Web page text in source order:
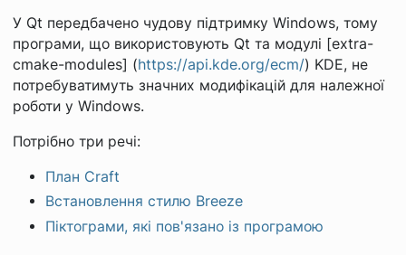
У Qt передбачено чудову підтримку Windows, тому
програми, що використовують Qt та модулі [extra-
cmake-modules] (https://api.kde.org/ecm/) KDE, не
потребуватимуть значних модифікацій для належної
роботи у Windows.
Потрібно три речі:
План Craft
Встановлення стилю Breeze
Піктограми, які пов'язано із програмою